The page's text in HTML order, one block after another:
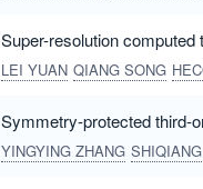
Super-resolution
LEI YUAN QIANG SONG
Symmetry-protected third-
YINGYING ZHANG